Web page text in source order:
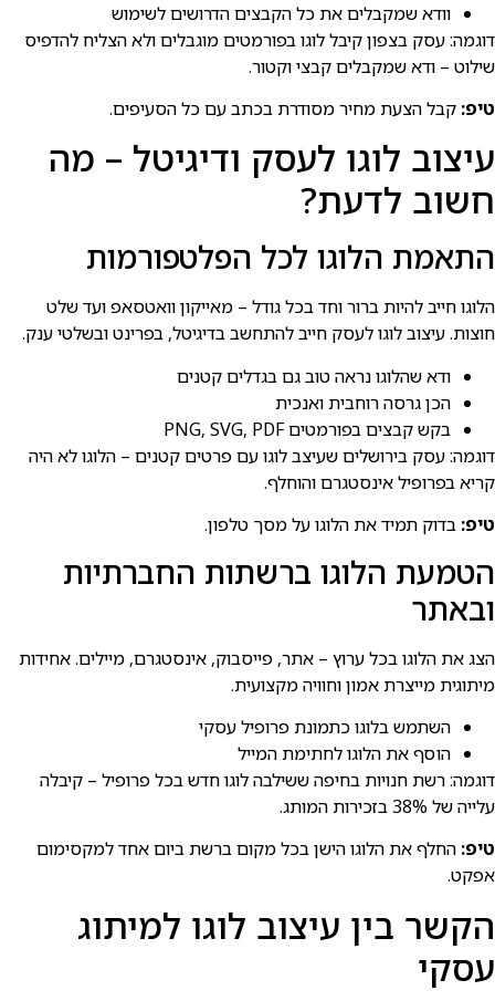
וודא שמקבלים את כל הקבצים הדרושים לשימוש
דוגמה: עסק בצפון קיבל לוגו בפורמטים מוגבלים ולא הצליח להדפיס
שילוט – ודא שמקבלים קבצי וקטור.
טיפ: קבל הצעת מחיר מסודרת בכתב עם כל הסעיפים.
עיצוב לוגו לעסק ודיגיטל – מה
חשוב לדעת?
התאמת הלוגו לכל הפלטפורמות
הלוגו חייב להיות ברור וחד בכל גודל – מאייקון וואטסאפ ועד שלט
חוצות. עיצוב לוגו לעסק חייב להתחשב בדיגיטל, בפרינט ובשלטי ענק.
ודא שהלוגו נראה טוב גם בגדלים קטנים
הכן גרסה רוחבית ואנכית
בקש קבצים בפורמטים PNG, SVG, PDF
דוגמה: עסק בירושלים שעיצב לוגו עם פרטים קטנים – הלוגו לא היה
קריא בפרופיל אינסטגרם והוחלף.
טיפ: בדוק תמיד את הלוגו על מסך טלפון.
הטמעת הלוגו ברשתות החברתיות
ובאתר
הצג את הלוגו בכל ערוץ – אתר, פייסבוק, אינסטגרם, מיילים. אחידות
מיתוגית מייצרת אמון וחוויה מקצועית.
השתמש בלוגו כתמונת פרופיל עסקי
הוסף את הלוגו לחתימת המייל
דוגמה: רשת חנויות בחיפה ששילבה לוגו חדש בכל פרופיל – קיבלה
עלייה של 38% בזכירות המותג.
טיפ: החלף את הלוגו הישן בכל מקום ברשת ביום אחד למקסימום
אפקט.
הקשר בין עיצוב לוגו למיתוג
עסקי